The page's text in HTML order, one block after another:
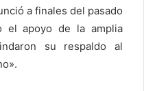
a finales del pasado
el apoyo de la amplia
su respaldo al